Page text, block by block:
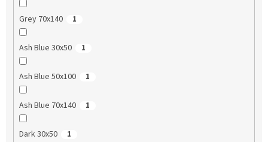
Grey 70x140 1
Ash Blue 30x50 1
Ash Blue 50x100 1
Ash Blue 70x140 1
Dark 30x50 1